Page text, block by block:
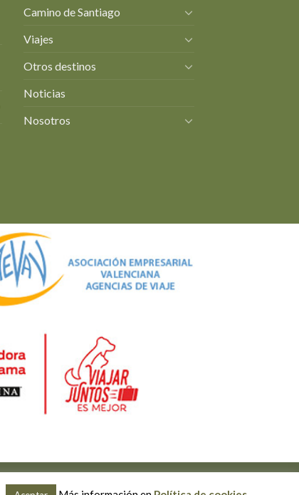
Camino de Santiago
Viajes
Otros destinos
Noticias
Nosotros